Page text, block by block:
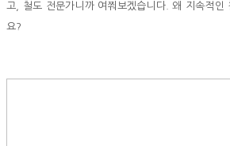
고, 철도 전문가니까 여쭤보겠습니다. 왜 지속적인
요?